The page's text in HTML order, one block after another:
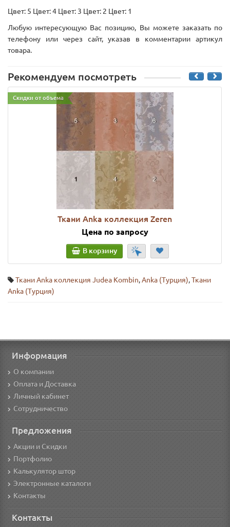
Цвет: 5 Цвет: 4 Цвет: 3 Цвет: 2 Цвет: 1
Любую интересующую Вас позицию, Вы можете заказать по
телефону или через сайт, указав в комментарии артикул
товара.
Рекомендуем посмотреть
Скидки от объема
Ткани Anka коллекция Zeren
Цена по запросу
В корзину
Ткани Anka коллекция Judea Kombin,Anka (Турция),Ткани
Anka (Турция)
Информация
О компании
Оплата и Доставка
Личный кабинет
Сотрудничество
Предложения
Акции и Скидки
Портфолио
Калькулятор штор
Электронные каталоги
Контакты
Контакты